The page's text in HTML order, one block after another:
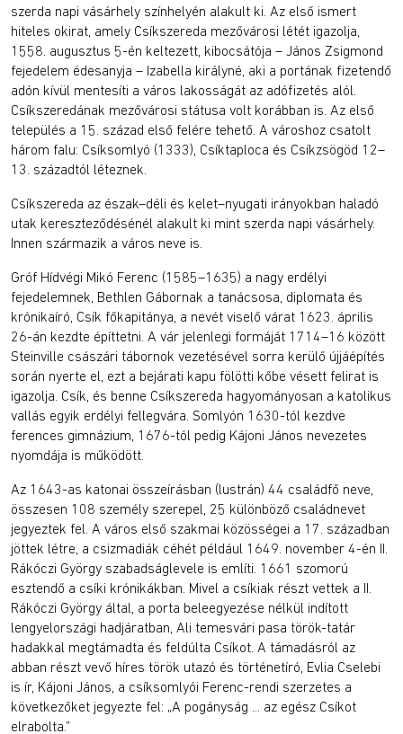
szerda napi vásárhely színhelyén alakult ki. Az első ismert
hiteles okirat, amely Csíkszereda mezővárosi létét igazolja,
1558. augusztus 5-én keltezett, kibocsátója – János Zsigmond
fejedelem édesanyja – Izabella királyné, aki a portának fizetendő
adón kívül mentesíti a város lakosságát az adófizetés alól.
Csíkszeredának mezővárosi státusa volt korábban is. Az első
település a 15. század első felére tehető. A városhoz csatolt
három falu: Csíksomlyó (1333), Csíktaploca és Csíkzsögöd 12–
13. századtól léteznek.
Csíkszereda az észak–déli és kelet–nyugati irányokban haladó
utak kereszteződésénél alakult ki mint szerda napi vásárhely.
Innen származik a város neve is.
Gróf Hídvégi Mikó Ferenc (1585–1635) a nagy erdélyi
fejedelemnek, Bethlen Gábornak a tanácsosa, diplomata és
krónikaíró, Csík főkapitánya, a nevét viselő várat 1623. április
26-án kezdte építtetni. A vár jelenlegi formáját 1714–16 között
Steinville császári tábornok vezetésével sorra kerülő újjáépítés
során nyerte el, ezt a bejárati kapu fölötti kőbe vésett felirat is
igazolja. Csík, és benne Csíkszereda hagyományosan a katolikus
vallás egyik erdélyi fellegvára. Somlyón 1630-tól kezdve
ferences gimnázium, 1676-tól pedig Kájoni János nevezetes
nyomdája is működött.
Az 1643-as katonai összeírásban (lustrán) 44 családfő neve,
összesen 108 személy szerepel, 25 különböző családnevet
jegyeztek fel. A város első szakmai közösségei a 17. században
jöttek létre, a csizmadiák céhét például 1649. november 4-én II.
Rákóczi György szabadságlevele is említi. 1661 szomorú
esztendő a csíki krónikákban. Mivel a csíkiak részt vettek a II.
Rákóczi György által, a porta beleegyezése nélkül indított
lengyelországi hadjáratban, Ali temesvári pasa török-tatár
hadakkal megtámadta és feldúlta Csíkot. A támadásról az
abban részt vevő híres török utazó és történetíró, Evlia Cselebi
is ír, Kájoni János, a csíksomlyói Ferenc-rendi szerzetes a
következőket jegyezte fel: „A pogányság ... az egész Csíkot
elrabolta.”